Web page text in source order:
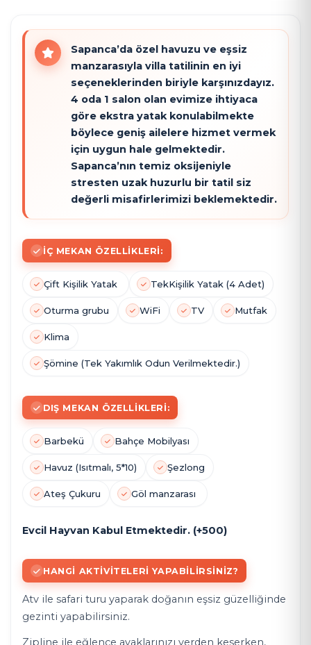
Sapanca’da özel havuzu ve eşsiz
manzarasıyla villa tatilinin en iyi
seçeneklerinden biriyle karşınızdayız.
4 oda 1 salon olan evimize ihtiyaca
göre ekstra yatak konulabilmekte
böylece geniş ailelere hizmet vermek
için uygun hale gelmektedir.
Sapanca’nın temiz oksijeniyle
stresten uzak huzurlu bir tatil siz
değerli misafirlerimizi beklemektedir.
İÇ MEKAN ÖZELLIKLERI:
Çift Kişilik Yatak TekKişilik Yatak (4 Adet)
Oturma grubu WiFi TV Mutfak
Klima
Şömine (Tek Yakımlık Odun Verilmektedir.)
DIŞ MEKAN ÖZELLIKLERI:
Barbekü Bahçe Mobilyası
Havuz (Isıtmalı, 5*10) Şezlong
Ateş Çukuru Göl manzarası
Evcil Hayvan Kabul Etmektedir. (+500)
HANGI AKTIVITELERI YAPABILIRSINIZ?
Atv ile safari turu yaparak doğanın eşsiz güzelliğinde
gezinti yapabilirsiniz.
Zipline ile eğlence ayaklarınızı yerden keserken,